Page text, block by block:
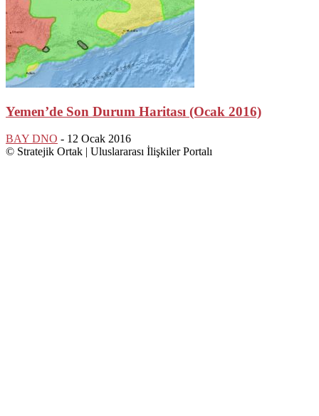
Yemen’de Son Durum Haritası (Ocak 2016)
BAY DNO - 12 Ocak 2016
© Stratejik Ortak | Uluslararası İlişkiler Portalı